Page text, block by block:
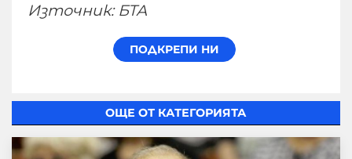
Източник: БТА
ОЩЕ ОТ КАТЕГОРИЯТА